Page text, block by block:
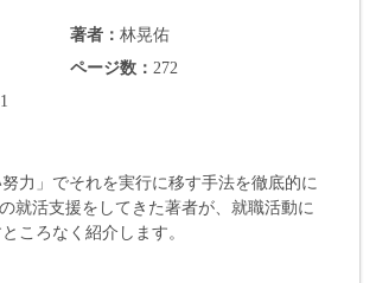
著者
林晃佑
ページ数
272
力」でそれを実行に移す手法を徹底的に
就活支援をしてきた著者が、就職活動に
ころなく紹介します。